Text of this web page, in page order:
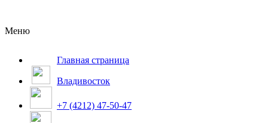
Меню
Главная страница
Владивосток
+7 (4212) 47-50-47